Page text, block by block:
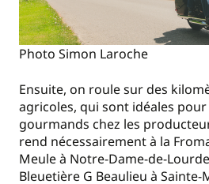
Photo Simon Laroche
Ensuite, on roule sur des
agricoles, qui sont idéales
gourmands chez les
rend nécessairement à la
Meule à Notre-Dame-de-
Bleuetière G Beaulieu à Sainte-